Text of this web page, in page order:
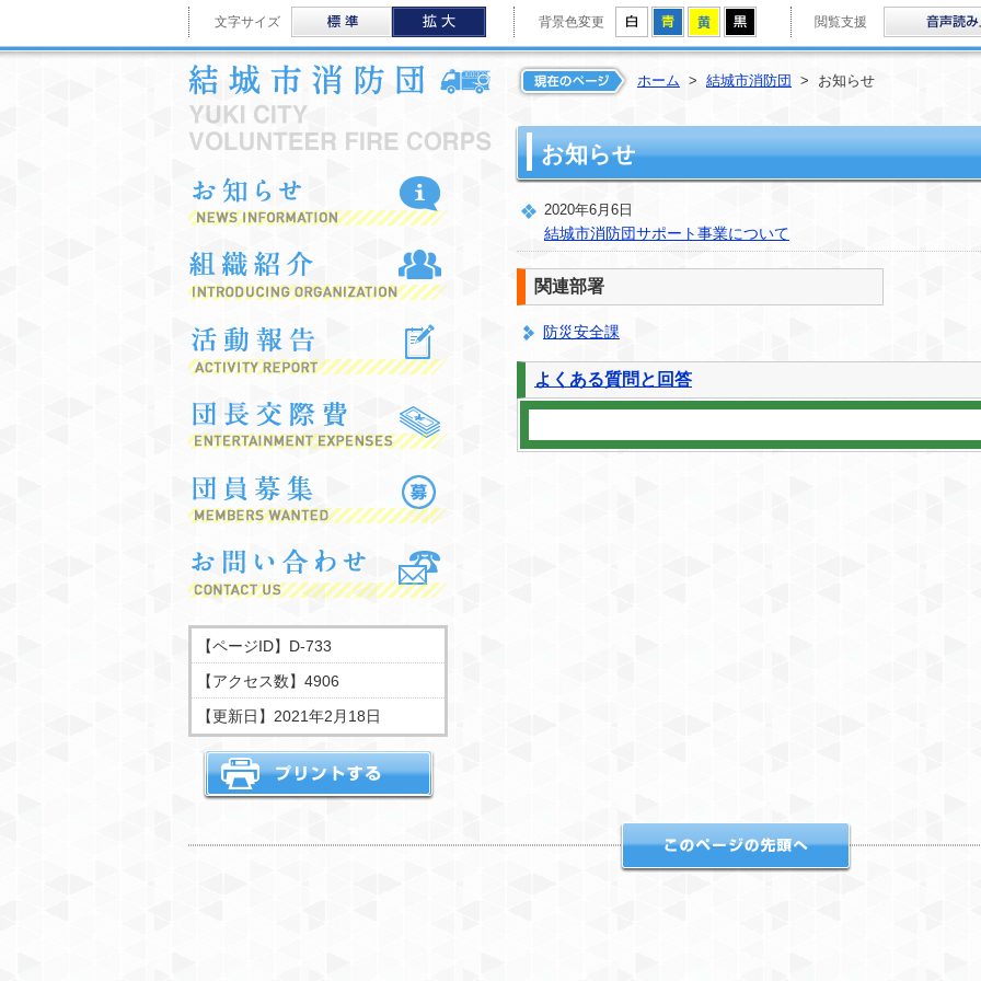
結城市消防団
【ページID】 D-733
【アクセス数】 4906
【更新日】 2021年2月18日
文字サイズ 拡大 背景色変更 白 青 黄 閲覧支援
ホーム > 結城市消防団 > お知らせ
お知らせ
2020年6月6日
結城市消防団サポート事業について
関連部署
防災安全課
よくある質問と回答